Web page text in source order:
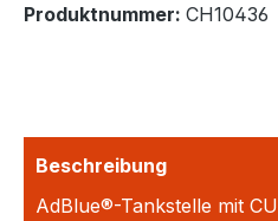
Produktnummer: CH10436
Beschreibung
AdBlue®-Tankstelle mit